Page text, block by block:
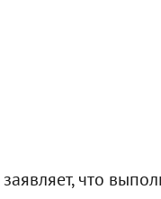
что